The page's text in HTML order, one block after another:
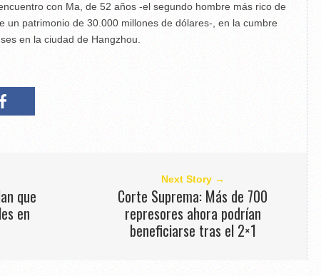
con Ma, de 52 años -el segundo hombre más rico de
un patrimonio de 30.000 millones de dólares-, en la cumbre
en la ciudad de Hangzhou.
que
en
Next Story →
Corte Suprema: Más de 700
represores ahora podrían
beneficiarse tras el 2×1